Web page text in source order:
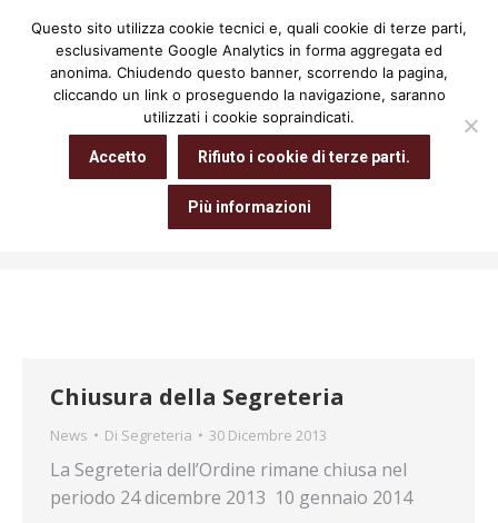
Cerca:
Archivio giornaliero:30 Dicembre
2013
Tu sei qui:
Chiusura della Segreteria
News Di Segreteria 30 Dicembre 2013
La Segreteria dell’Ordine rimane chiusa nel
periodo 24 dicembre 2013  10 gennaio 2014
Questo sito utilizza cookie tecnici e, quali cookie di terze parti,
esclusivamente Google Analytics in forma aggregata ed
anonima. Chiudendo questo banner, scorrendo la pagina,
cliccando un link o proseguendo la navigazione, saranno
utilizzati i cookie sopraindicati.
Accetto Rifiuto i cookie di terze parti.
Più informazioni